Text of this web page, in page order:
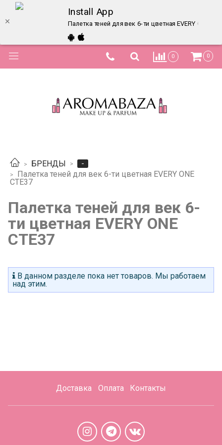
Install App
Палетка теней для век 6-ти цветная EVERY ONE
0 0
БРЕНДЫ
-
Палетка теней для век 6-ти цветная EVERY ONE
CTE37
Палетка теней для век 6-
ти цветная EVERY ONE
CTE37
В данном разделе пока нет товаров. Мы работаем
над этим.
Доставка Оплата Контакты